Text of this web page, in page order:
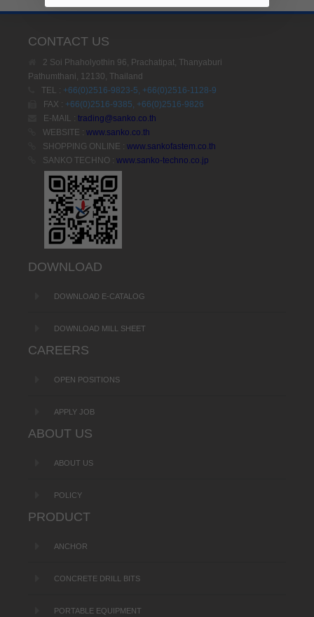
CONTACT US
2 Soi Phaholyothin 96, Prachatipat, Thanyaburi
Pathumthani, 12130, Thailand
TEL : +66(0)2516-9823-5, +66(0)2516-1128-9
FAX : +66(0)2516-9385, +66(0)2516-9826
E-MAIL : trading@sanko.co.th
WEBSITE : www.sanko.co.th
SHOPPING ONLINE : www.sankofastem.co.th
SANKO TECHNO : www.sanko-techno.co.jp
DOWNLOAD
DOWNLOAD E-CATALOG
DOWNLOAD MILL SHEET
CAREERS
OPEN POSITIONS
APPLY JOB
ABOUT US
ABOUT US
POLICY
PRODUCT
ANCHOR
CONCRETE DRILL BITS
PORTABLE EQUIPMENT